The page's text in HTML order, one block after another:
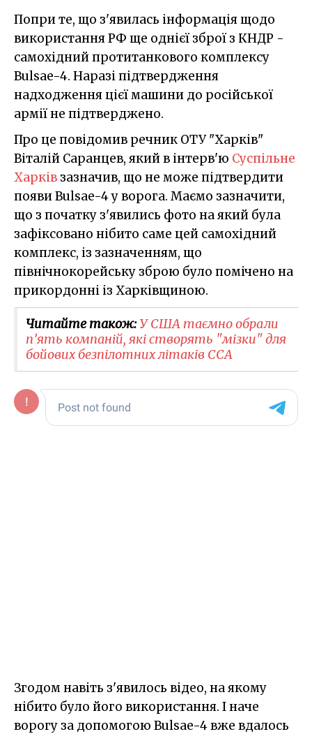
Попри те, що з'явилась інформація щодо
використання РФ ще однієї зброї з КНДР -
самохідний протитанкового комплексу
Bulsae-4. Наразі підтвердження
надходження цієї машини до російської
армії не підтверджено.
Про це повідомив речник ОТУ "Харків"
Віталій Саранцев, який в інтерв'ю Суспільне
Харків зазначив, що не може підтвердити
появи Bulsae-4 у ворога. Маємо зазначити,
що з початку з'явились фото на який була
зафіксовано нібито саме цей самохідний
комплекс, із зазначенням, що
північнокорейську зброю було помічено на
прикордонні із Харківщиною.
Читайте також:У США таємно обрали
п’ять компаній, які створять "мізки" для
бойових безпілотних літаків CCA
Згодом навіть з'явилось відео, на якому
нібито було його використання. І наче
ворогу за допомогою Bulsae-4 вже вдалось